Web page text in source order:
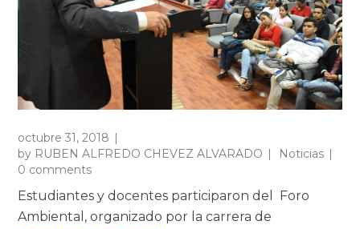
octubre 31, 2018
by RUBEN ALFREDO CHEVEZ ALVARADO
Noticias
0 comments
Estudiantes y docentes participaron del Foro
Ambiental, organizado por la carrera de